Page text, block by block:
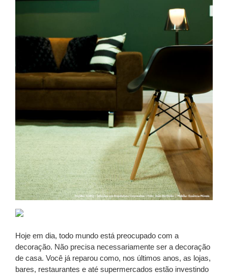
Hoje em dia, todo mundo está preocupado com a
decoração. Não precisa necessariamente ser a decoração
de casa. Você já reparou como, nos últimos anos, as lojas,
bares, restaurantes e até supermercados estão investindo